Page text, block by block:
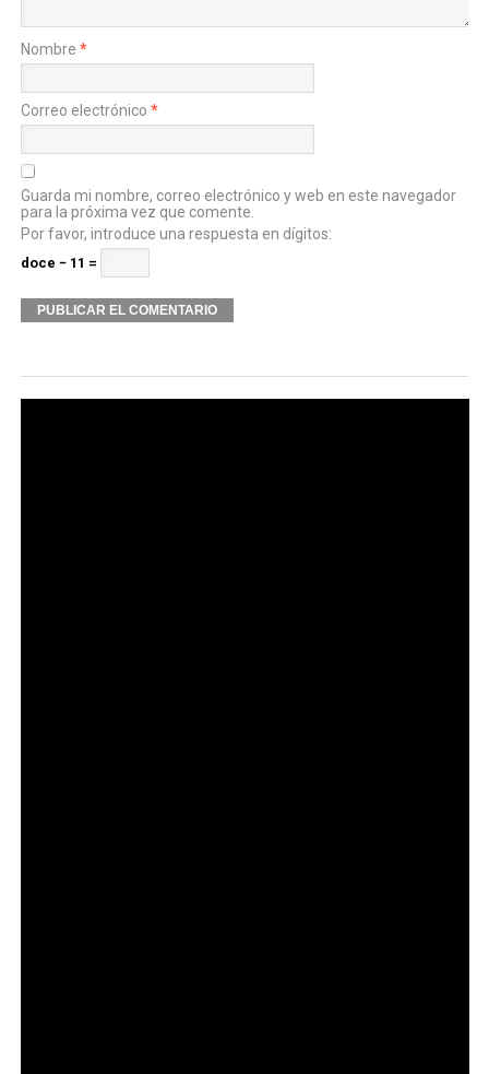
Nombre *
Correo electrónico *
Guarda mi nombre, correo electrónico y web en este navegador
para la próxima vez que comente.
Por favor, introduce una respuesta en dígitos:
doce − 11 =